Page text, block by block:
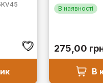
грн..
В наявності
275,00
В